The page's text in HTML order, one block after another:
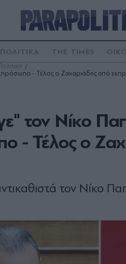
THE TIMES
- Τέλος ο Ζαχαριάδης από
τον Νίκο
- Τέλος ο
τον Νίκο